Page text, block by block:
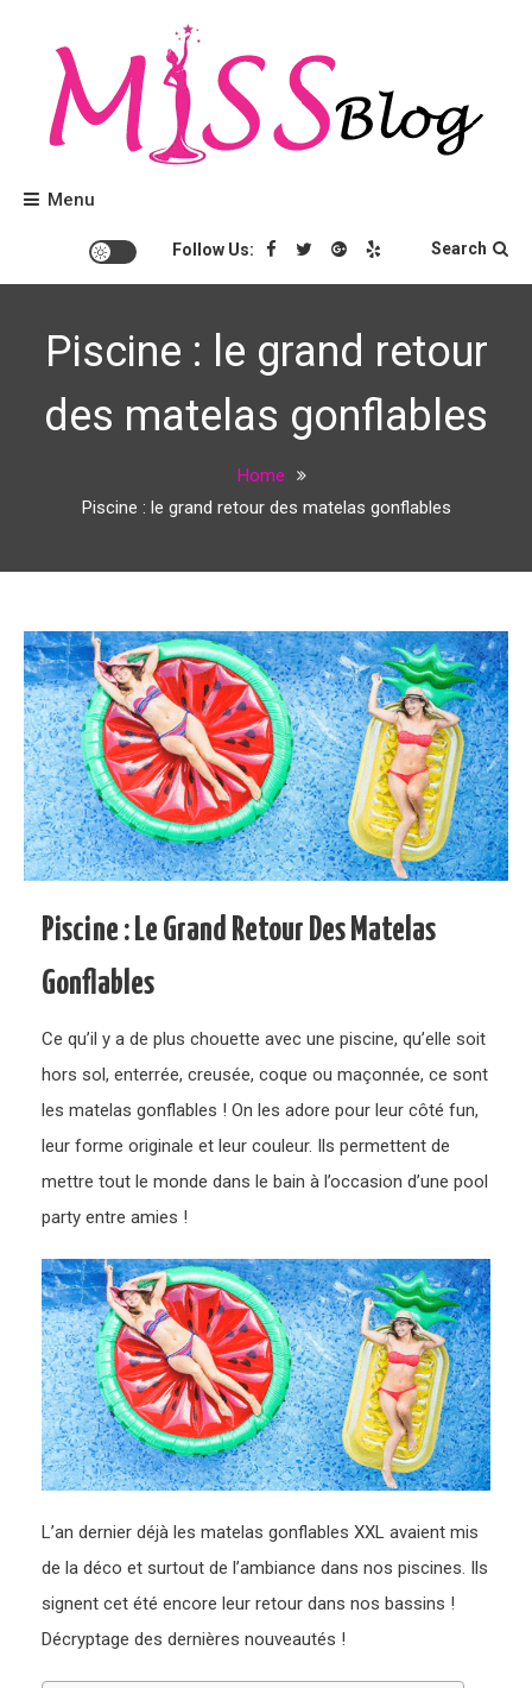
Miss Blog
Menu
Follow Us: Search
Piscine : le grand retour
des matelas gonflables
Home
Piscine : le grand retour des matelas gonflables
Piscine : Le Grand Retour Des Matelas
Gonflables
Ce qu’il y a de plus chouette avec une piscine, qu’elle soit
hors sol, enterrée, creusée, coque ou maçonnée, ce sont
les matelas gonflables ! On les adore pour leur côté fun,
leur forme originale et leur couleur. Ils permettent de
mettre tout le monde dans le bain à l’occasion d’une pool
party entre amies !
L’an dernier déjà les matelas gonflables XXL avaient mis
de la déco et surtout de l’ambiance dans nos piscines. Ils
signent cet été encore leur retour dans nos bassins !
Décryptage des dernières nouveautés !